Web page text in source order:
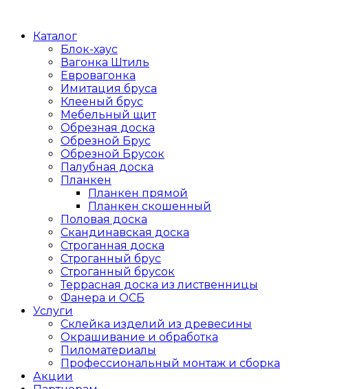
Каталог
Блок-хаус
Вагонка Штиль
Евровагонка
Имитация бруса
Клееный брус
Мебельный щит
Обрезная доска
Обрезной Брус
Обрезной Брусок
Палубная доска
Планкен
Планкен прямой
Планкен скошенный
Половая доска
Скандинавская доска
Строганная доска
Строганный брус
Строганный брусок
Террасная доска из лиственницы
Фанера и ОСБ
Услуги
Склейка изделий из древесины
Окрашивание и обработка
Пиломатериалы
Профессиональный монтаж и сборка
Акции